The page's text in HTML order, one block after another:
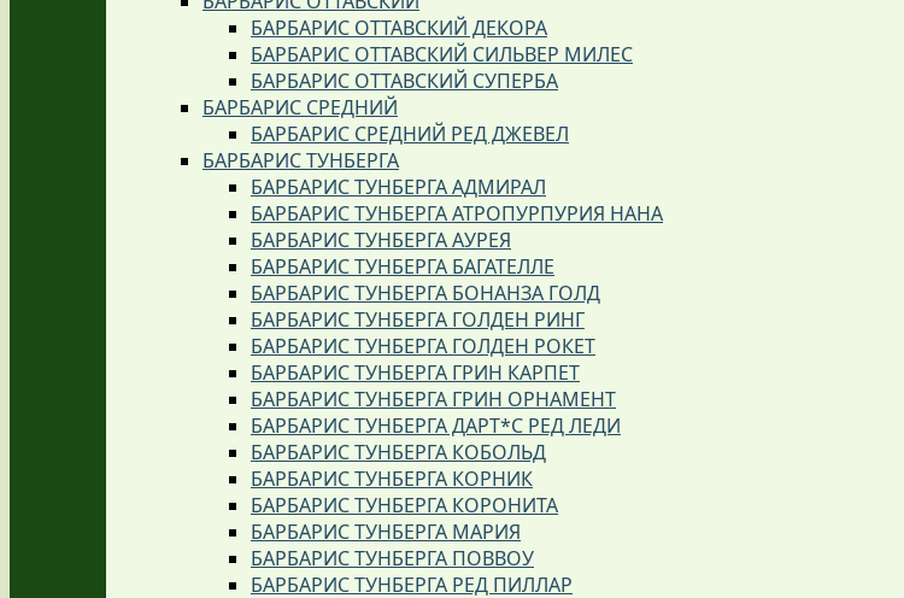
БАРБАРИС ОТТАВСКИЙ ДЕКОРА
БАРБАРИС ОТТАВСКИЙ СИЛЬВЕР МИЛЕС
БАРБАРИС ОТТАВСКИЙ СУПЕРБА
БАРБАРИС СРЕДНИЙ
БАРБАРИС СРЕДНИЙ РЕД ДЖЕВЕЛ
БАРБАРИС ТУНБЕРГА
БАРБАРИС ТУНБЕРГА АДМИРАЛ
БАРБАРИС ТУНБЕРГА АТРОПУРПУРИЯ НАНА
БАРБАРИС ТУНБЕРГА АУРЕЯ
БАРБАРИС ТУНБЕРГА БАГАТЕЛЛЕ
БАРБАРИС ТУНБЕРГА БОНАНЗА ГОЛД
БАРБАРИС ТУНБЕРГА ГОЛДЕН РИНГ
БАРБАРИС ТУНБЕРГА ГОЛДЕН РОКЕТ
БАРБАРИС ТУНБЕРГА ГРИН КАРПЕТ
БАРБАРИС ТУНБЕРГА ГРИН ОРНАМЕНТ
БАРБАРИС ТУНБЕРГА ДАРТ*С РЕД ЛЕДИ
БАРБАРИС ТУНБЕРГА КОБОЛЬД
БАРБАРИС ТУНБЕРГА КОРНИК
БАРБАРИС ТУНБЕРГА КОРОНИТА
БАРБАРИС ТУНБЕРГА МАРИЯ
БАРБАРИС ТУНБЕРГА ПОВВОУ
БАРБАРИС ТУНБЕРГА РЕД ПИЛЛАР